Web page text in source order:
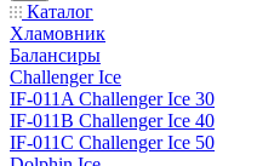
Каталог
Хламовник
Балансиры
Challenger Ice
IF-011A Challenger Ice 30
IF-011B Challenger Ice 40
IF-011C Challenger Ice 50